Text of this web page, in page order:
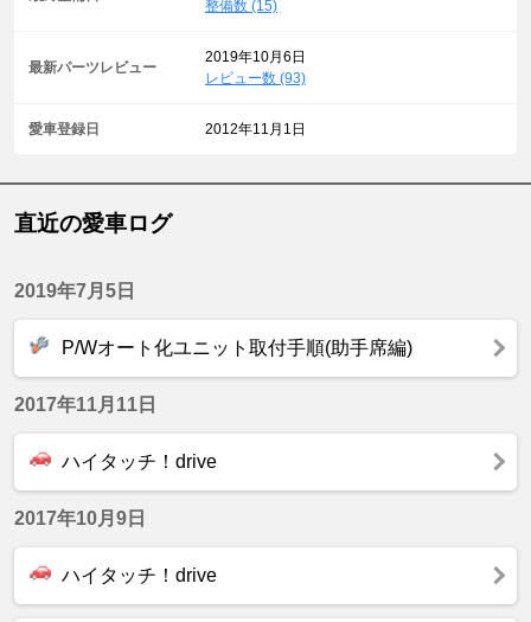
整備数 (15)
最新パーツレビュー
2019年10月6日
レビュー数 (93)
愛車登録日 2012年11月1日
直近の愛車ログ
2019年7月5日
P/Wオート化ユニット取付手順(助手席編)
2017年11月11日
ハイタッチ！drive
2017年10月9日
ハイタッチ！drive